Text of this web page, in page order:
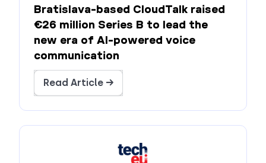
Bratislava-based CloudTalk raised
€26 million Series B to lead the
new era of AI-powered voice
communication
Read Article →